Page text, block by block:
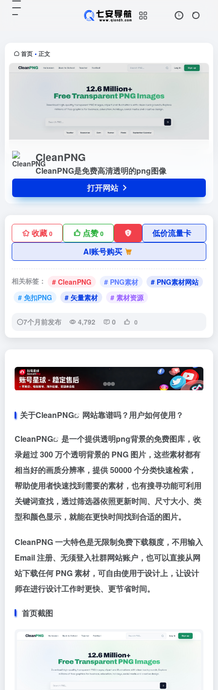
首页 • 正文
CleanPNG
CleanPNG是免费高清透明的png图像
打开网站
收藏 0 点赞0
低价流量卡
AI账号购买
相关标签： # CleanPNG # PNG素材
# PNG素材网站
# 免扣PNG
# 矢量素材 # 素材资源
7个月前发布 4,792 0 0
关于CleanPNG 网站靠谱吗？用户如何使用？
CleanPNG
是一个提供透明png背景的免费图库，收
录超过 300 万个透明背景的 PNG 图片，这些素材都有
相当好的画质分辨率，提供 50000 个分类快速检索，
帮助使用者快速找到需要的素材，也有搜寻功能可利用
关键词查找，透过筛选器依照更新时间、尺寸大小、类
型和颜色显示，就能在更快时间找到合适的图片。
CleanPNG 一大特色是无限制免费下载额度，不用输入
Email 注册、无须登入社群网站账户，也可以直接从网
站下载任何 PNG 素材，可自由使用于设计上，让设计
师在进行设计工作时更快、更节省时间。
首页截图